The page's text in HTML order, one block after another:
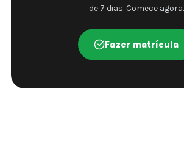
de 7 dias. Comece agora.
Fazer matrícula